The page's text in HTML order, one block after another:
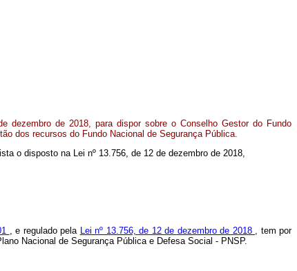
dezembro de 2018, para dispor sobre o Conselho Gestor do Fundo
dos recursos do Fundo Nacional de Segurança Pública.
o disposto na Lei nº 13.756, de 12 de dezembro de 2018,
, e regulado pela Lei nº 13.756, de 12 de dezembro de 2018 , tem por
Nacional de Segurança Pública e Defesa Social - PNSP.